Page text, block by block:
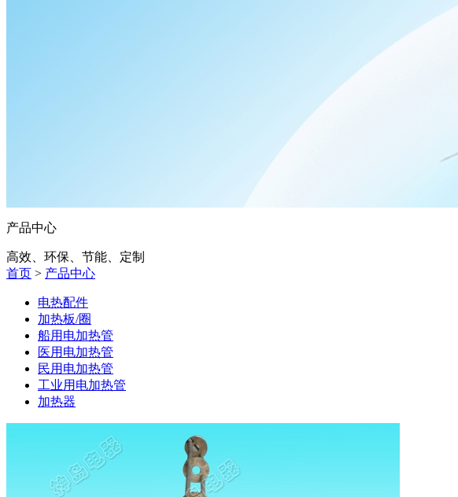
产品中心
高效、环保、节能、定制
首页 > 产品中心
电热配件
加热板/圈
船用电加热管
医用电加热管
民用电加热管
工业用电加热管
加热器